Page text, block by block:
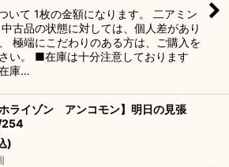
いて 1枚の金額になります。 二アミン
中古品の状態に対しては、個人差があり
極端にこだわりのある方は、ご購入を
い。 ■在庫は十分注意しております
庫…
ホライゾン アンコモン】明日の見張
)